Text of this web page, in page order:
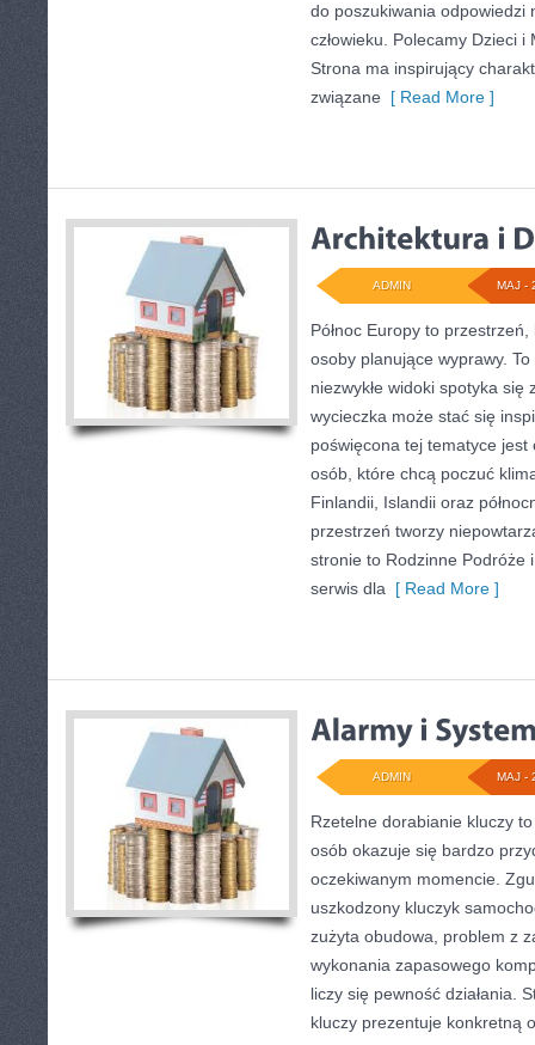
do poszukiwania odpowiedzi
człowieku. Polecamy Dzieci i
Strona ma inspirujący
związane [ Read More ]
MAJ -
ADMIN
Północ Europy to
osoby planujące wyprawy.
niezwykłe widoki spotyka
wycieczka może stać się
poświęcona tej tematyce
osób, które chcą poczuć
Finlandii, Islandii oraz
przestrzeń tworzy
stronie to Rodzinne Podróże
serwis dla [ Read More ]
MAJ -
ADMIN
Rzetelne dorabianie kluczy
osób okazuje się bardzo
oczekiwanym momencie.
uszkodzony kluczyk
zużyta obudowa, problem z
wykonania zapasowego
liczy się pewność działania.
kluczy prezentuje konkretną